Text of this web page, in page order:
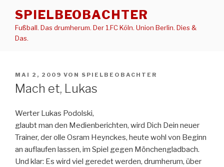
Inhalt
springen
SPIELBEOBACHTER
Fußball. Das drumherum. Der 1.FC Köln. Union Berlin. Dies &
Das.
VERÖFFENTLICHT
AM
MAI 2, 2009 VON SPIELBEOBACHTER
Mach et, Lukas
Werter Lukas Podolski,
glaubt man den Medienberichten, wird Dich Dein neuer
Trainer, der olle Osram Heynckes, heute wohl von Beginn
an auflaufen lassen, im Spiel gegen Mönchengladbach.
Und klar: Es wird viel geredet werden, drumherum, über